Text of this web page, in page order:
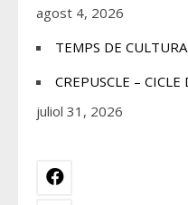
agost 4, 2026
TEMPS DE
CREPUSCLE –
juliol 31, 2026